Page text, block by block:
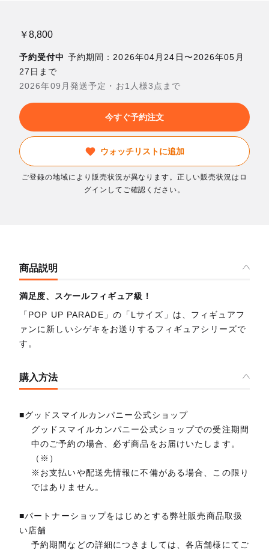
￥8,800
予約受付中 予約期間：2026年04月24日〜2026年05月
27日まで
2026年09月発送予定・お1人様3点まで
今すぐ予約注文
ウォッチリストに追加
ご登録の地域により販売状況が異なります。正しい販売状況はロ
グインしてご確認ください。
商品説明
満足度、スケールフィギュア級！
「POP UP PARADE」の「Lサイズ」は、フィギュアフ
ァンに新しいシゲキをお送りするフィギュアシリーズで
す。
購入方法
■グッドスマイルカンパニー公式ショップ
グッドスマイルカンパニー公式ショップでの受注期間
中のご予約の場合、必ず商品をお届けいたします。
（※）
※お支払いや配送先情報に不備がある場合、この限り
ではありません。
■パートナーショップをはじめとする弊社販売商品取扱
い店舗
予約期間などの詳細につきましては、各店舗様にてご